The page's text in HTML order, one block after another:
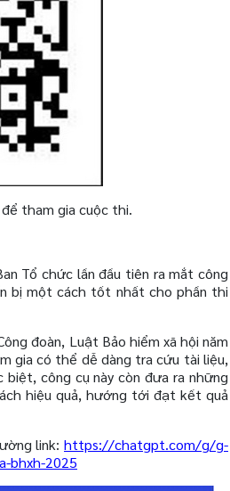
tham gia cuộc thi.
Tổ chức lần đầu tiên ra mắt công
bị một cách tốt nhất cho phần thi
đoàn, Luật Bảo hiểm xã hội năm
gia có thể dễ dàng tra cứu tài liệu,
công cụ này còn đưa ra những
hiệu quả, hướng tới đạt kết quả
link: https://chatgpt.com/g/g-
bhxh-2025